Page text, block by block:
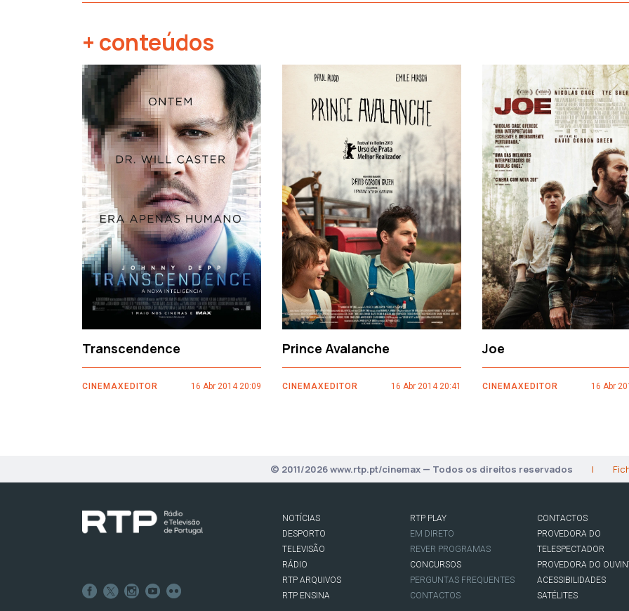
+ conteúdos
Transcendence
CINEMAXEDITOR 16 Abr 2014 20:09
Prince Avalanche
CINEMAXEDITOR 16 Abr 2014 20:41
Joe
CINEMAXEDITOR 16 Abr
‹
© 2011/2026 www.rtp.pt/cinemax — Todos os direitos reservados |
NOTÍCIAS
DESPORTO
TELEVISÃO
RÁDIO
RTP ARQUIVOS
RTP ENSINA
RTP PLAY
EM DIRETO
REVER PROGRAMAS
CONCURSOS
PERGUNTAS FREQUENTES
CONTACTOS
CONTACTOS
PROVEDORA DO
TELESPECTADOR
PROVEDORA DO
ACESSIBILIDADES
SATÉLITES